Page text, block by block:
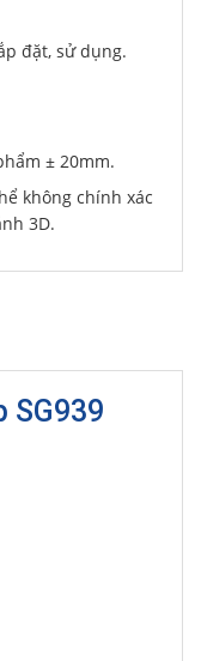
đặt, sử dụng.
± 20mm.
không chính xác
3D.
SG939